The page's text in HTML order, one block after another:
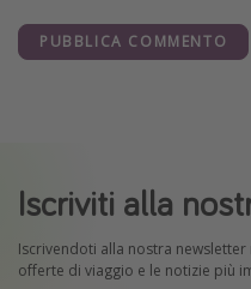
PUBBLICA COMMENTO
Iscriviti alla
Iscrivendoti alla nostra
offerte di viaggio e le notizie più